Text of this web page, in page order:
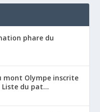
phare du
mont Olympe inscrite
du pat...